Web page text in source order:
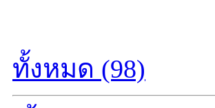
ทั้งหมด (98)